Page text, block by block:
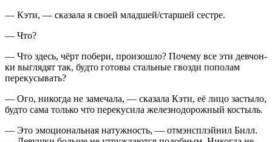
— Кэти, — ска­за­ла я сво­ей младшей/старшей сестре.
— Что?
— Что здесь, чёрт побе­ри, про­изо­шло? Поче­му все эти дев­чон­
ки выгля­дят так, буд­то гото­вы сталь­ные гвоз­ди попо­лам
перекусывать?
— Ого, нико­гда не заме­ча­ла, — ска­за­ла Кэти, её лицо засты­ло,
буд­то сама толь­ко что пере­ку­си­ла желез­но­до­рож­ный костыль.
— Это эмо­ци­о­наль­ная натуж­ность, — отмэн­с­пл­эй­нил Билл.